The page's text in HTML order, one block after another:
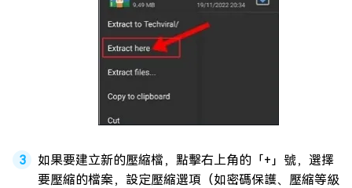
如果要建立新的壓縮檔，點擊右上角的「+」號，選擇
要壓縮的檔案，設定壓縮選項（如密碼保護、壓縮等級